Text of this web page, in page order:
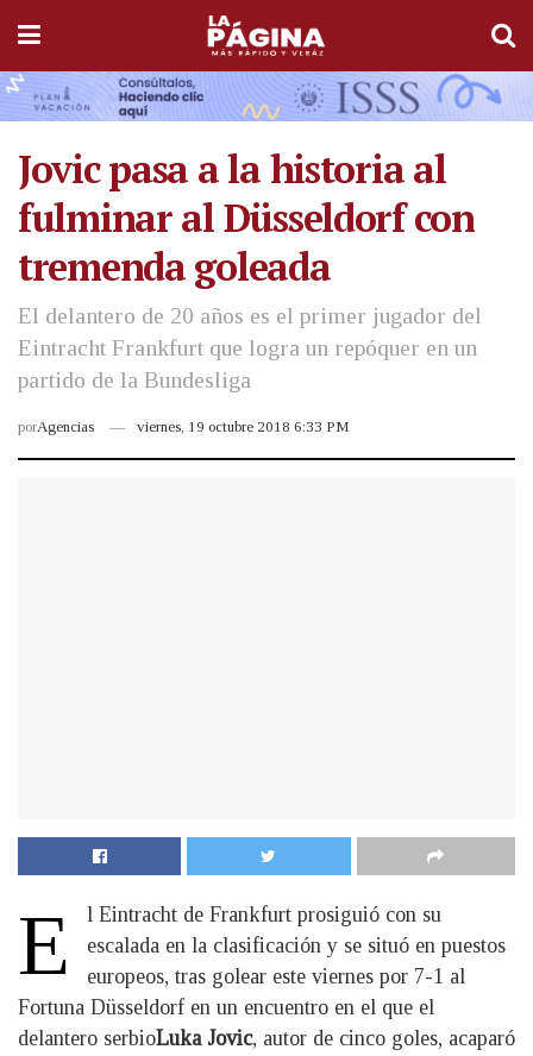
Jovic pasa a la historia al
fulminar al Düsseldorf con
tremenda goleada
El delantero de 20 años es el primer jugador del
Eintracht Frankfurt que logra un repóquer en un
partido de la Bundesliga
porAgencias viernes, 19 octubre 2018 6:33 PM
E
l Eintracht de Frankfurt prosiguió con su
escalada en la clasificación y se situó en puestos
europeos, tras golear este viernes por 7-1 al
Fortuna Düsseldorf en un encuentro en el que el
delantero serbioLuka Jovic, autor de cinco goles, acaparó